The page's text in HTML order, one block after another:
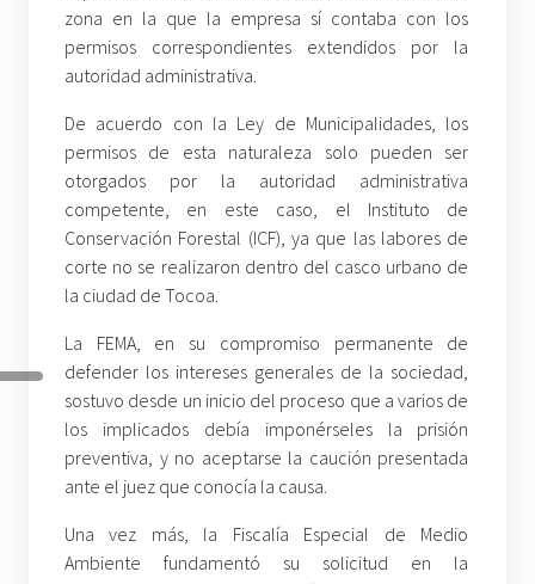
zona en la que la empresa sí contaba con los
permisos correspondientes extendidos por la
autoridad administrativa.
De acuerdo con la Ley de Municipalidades, los
permisos de esta naturaleza solo pueden ser
otorgados por la autoridad administrativa
competente, en este caso, el Instituto de
Conservación Forestal (ICF), ya que las labores de
corte no se realizaron dentro del casco urbano de
la ciudad de Tocoa.
La FEMA, en su compromiso permanente de
defender los intereses generales de la sociedad,
sostuvo desde un inicio del proceso que a varios de
los implicados debía imponérseles la prisión
preventiva, y no aceptarse la caución presentada
ante el juez que conocía la causa.
Una vez más, la Fiscalía Especial de Medio
Ambiente fundamentó su solicitud en la